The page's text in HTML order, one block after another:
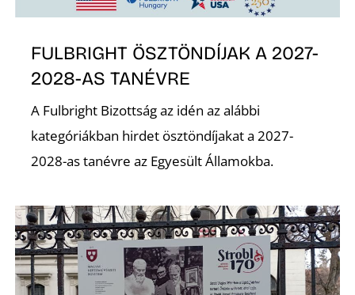
FULBRIGHT ÖSZTÖNDÍJAK A 2027-
2028-AS TANÉVRE
A Fulbright Bizottság az idén az alábbi
kategóriákban hirdet ösztöndíjakat a 2027-
2028-as tanévre az Egyesült Államokba.